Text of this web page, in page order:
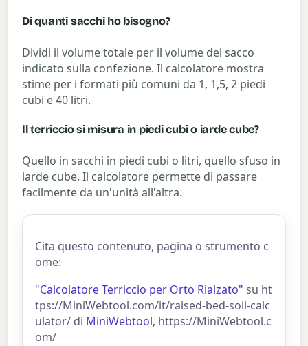
Di quanti sacchi ho bisogno?
Dividi il volume totale per il volume del sacco
indicato sulla confezione. Il calcolatore mostra
stime per i formati più comuni da 1, 1,5, 2 piedi
cubi e 40 litri.
Il terriccio si misura in piedi cubi o iarde cube?
Quello in sacchi in piedi cubi o litri, quello sfuso in
iarde cube. Il calcolatore permette di passare
facilmente da un'unità all'altra.
Cita questo contenuto, pagina o strumento c
ome:
"Calcolatore Terriccio per Orto Rialzato" su ht
tps://MiniWebtool.com/it/raised-bed-soil-calc
ulator/ di MiniWebtool, https://MiniWebtool.c
om/